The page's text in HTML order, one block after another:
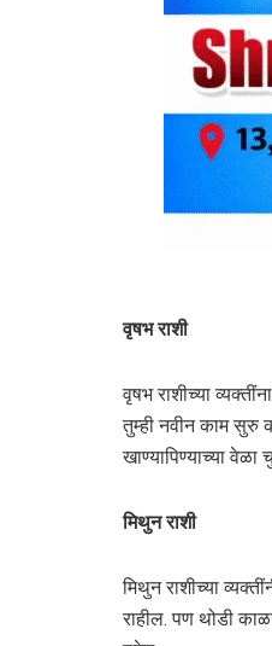
वृषभ राशी
वृषभ राशीच्या
तुम्ही नवीन काम सुरु
खाण्यापिण्याच्या
मिथुन राशी
मिथुन राशीच्या
राहील. पण थोडी